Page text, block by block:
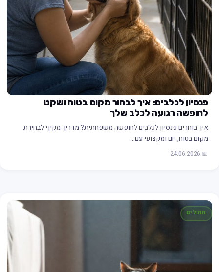
פנסיון לכלבים: איך לבחור מקום בטוח ושקט
לחופשה רגועה לכלב שלך
איך בוחרים פנסיון לכלבים לחופשה משפחתית? מדריך מקיף לבחירת
מקום בטוח, חם ומקצועי עם…
📅 24.06.2026
חתולים